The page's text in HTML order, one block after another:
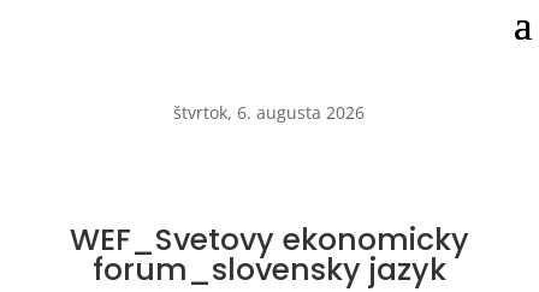
štvrtok, 6. augusta 2026
WEF_Svetovy ekonomicky
forum_slovensky jazyk